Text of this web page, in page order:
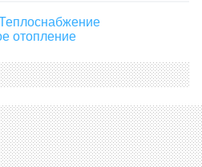
#Теплоснабжение
отопление